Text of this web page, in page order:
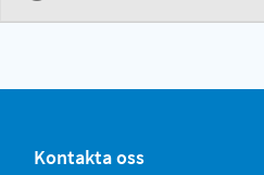
Kontakta oss